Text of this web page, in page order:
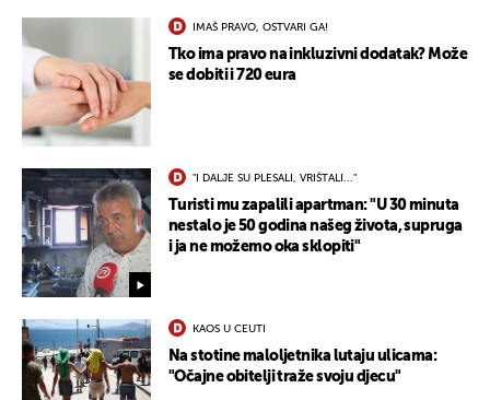
IMAŠ PRAVO, OSTVARI GA!
Tko ima pravo na inkluzivni dodatak? Može
se dobiti i 720 eura
"I DALJE SU PLESALI, VRIŠTALI..."
Turisti mu zapalili apartman: "U 30 minuta
nestalo je 50 godina našeg života, supruga
i ja ne možemo oka sklopiti"
KAOS U CEUTI
Na stotine maloljetnika lutaju ulicama:
"Očajne obitelji traže svoju djecu"